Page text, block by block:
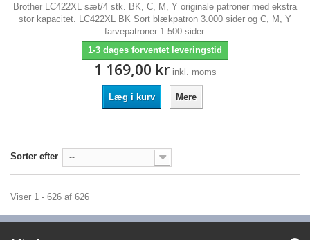
Brother LC422XL sæt/4 stk. BK, C, M, Y originale patroner med ekstra
stor kapacitet. LC422XL BK Sort blækpatron 3.000 sider og C, M, Y
farvepatroner 1.500 sider.
1-3 dages forventet leveringstid
1 169,00 kr inkl. moms
Læg i kurv Mere
Sorter efter --
Viser 1 - 626 af 626